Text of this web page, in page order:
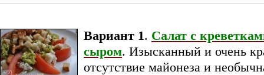
Вариант 1. Салат с
сыром. Изысканный и очень
отсутствие майонеза и